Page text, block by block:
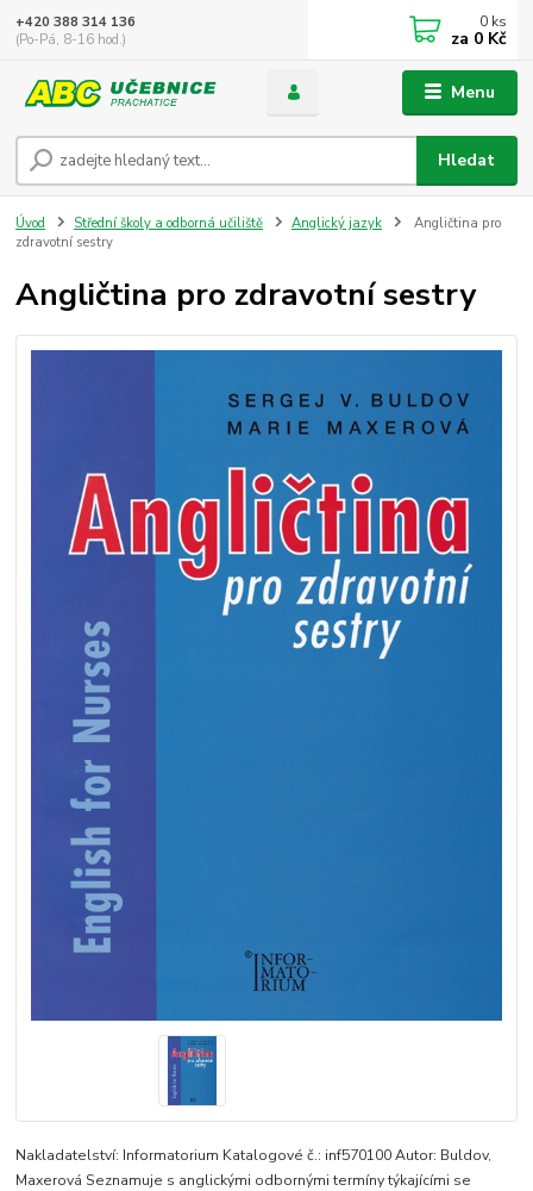
Menu
Hledat
+420 388 314 136
(Po-Pá, 8-16 hod.)
0 ks
za 0 Kč
Úvod Střední školy a odborná učiliště Anglický jazyk
Angličtina pro
zdravotní sestry
Angličtina pro zdravotní sestry
Nakladatelství: Informatorium Katalogové č.: inf570100 Autor: Buldov,
Maxerová Seznamuje s anglickými odbornými termíny týkajícími se